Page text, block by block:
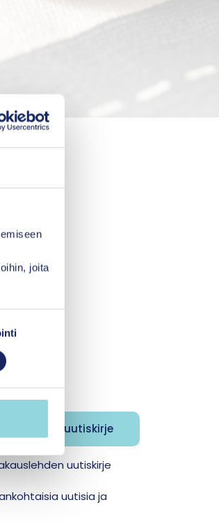
joita
uutiskirje
uutisia ja